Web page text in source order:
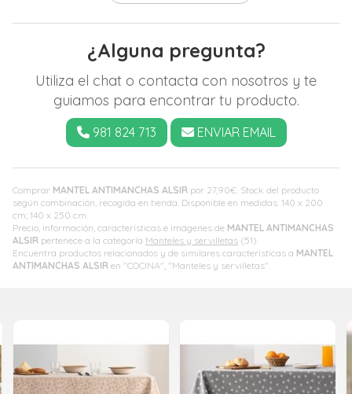
Comprar MANTEL ANTIMANCHAS ALSIR por 27,90€ . Stock del producto
según combinación, recogida en tienda. Disponible en medidas: 140 x 200
cm; 140 x 250 cm.
Precio, información, características e imágenes de MANTEL ANTIMANCHAS
ALSIR pertenece a la categoría Manteles y servilletas (51).
Encuentra productos relacionados y de similares características a MANTEL
ANTIMANCHAS ALSIR en "COCINA", "Manteles y servilletas".
¿Alguna pregunta?
Utiliza el chat o contacta con nosotros y te
guiamos para encontrar tu producto.
981 824 713 ENVIAR EMAIL